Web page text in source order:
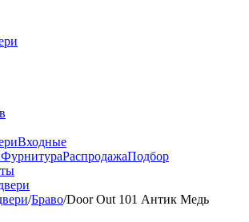
Входные
ФурнитураРаспродажаПодбор
/Браво/Door Out 101 Антик Медь